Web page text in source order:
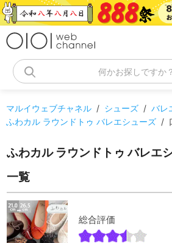
コ
ン
何かお探しですか？
マルイウェブチャネル / シューズ / バレ
ふわカル ラウンドトゥ バレエシューズ /
ふわカル ラウンドトゥ バレエ
一覧
総合評価